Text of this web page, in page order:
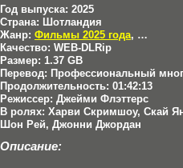
Год выпуска: 2025
Страна: Шотландия
Жанр: Фильмы 2025 года, Военные
Качество: WEB-DLRip
Размер: 1.37 GB
Перевод: Профессиональный
Продолжительность: 01:42:13
Режиссер: Джейми Флэттерс
В ролях: Харви Скримшоу, Скай
Шон Рей, Джонни Джордан
Описание: